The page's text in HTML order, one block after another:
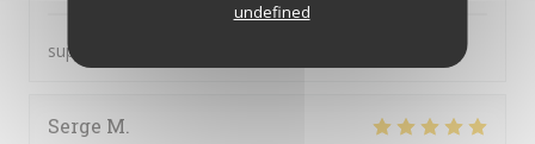
undefined
super accueil merci
Serge M